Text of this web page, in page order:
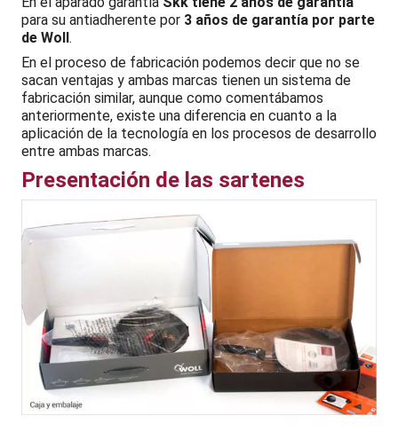
para su antiadherente por 3 años de garantía por parte
de Woll.
En el proceso de fabricación podemos decir que no se
sacan ventajas y ambas marcas tienen un sistema de
fabricación similar, aunque como comentábamos
anteriormente, existe una diferencia en cuanto a la
aplicación de la tecnología en los procesos de desarrollo
entre ambas marcas.
Presentación de las sartenes